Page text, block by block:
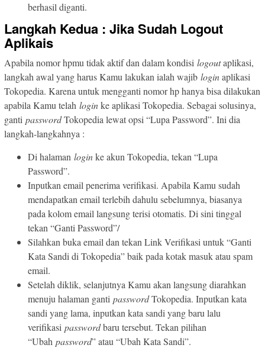
berhasil diganti.
Langkah Kedua : Jika Sudah Logout
Aplikais
Apabila nomor hpmu tidak aktif dan dalam kondisi logoutaplikasi,
langkah awal yang harus Kamu lakukan ialah wajib loginaplikasi
Tokopedia. Karena untuk mengganti nomor hp hanya bisa dilakukan
apabila Kamu telah loginke aplikasi Tokopedia. Sebagai solusinya,
ganti passwordTokopedia lewat opsi “Lupa Password”. Ini dia
langkah-langkahnya :
Di halaman loginke akun Tokopedia, tekan “Lupa
Password”.
Inputkan email penerima verifikasi. Apabila Kamu sudah
mendapatkan email terlebih dahulu sebelumnya, biasanya
pada kolom email langsung terisi otomatis. Di sini tinggal
tekan “Ganti Password”/
Silahkan buka email dan tekan Link Verifikasi untuk “Ganti
Kata Sandi di Tokopedia” baik pada kotak masuk atau spam
email.
Setelah diklik, selanjutnya Kamu akan langsung diarahkan
menuju halaman ganti passwordTokopedia. Inputkan kata
sandi yang lama, inputkan kata sandi yang baru lalu
verifikasi passwordbaru tersebut. Tekan pilihan
“Ubah password” atau “Ubah Kata Sandi”.